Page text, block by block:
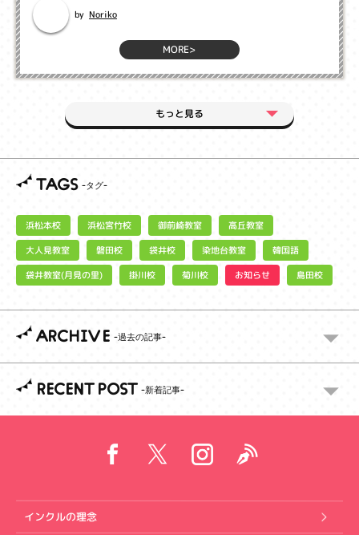
by Noriko
MORE>
もっと見る
TAGS
浜松本校 浜松宮竹校 御前崎教室 高丘教室
大人見教室 磐田校 袋井校 染地台教室 韓国語
袋井教室(月見の里) 掛川校 菊川校 お知らせ 島田校
ARCHIVE
RECENT POST
インクルの理念